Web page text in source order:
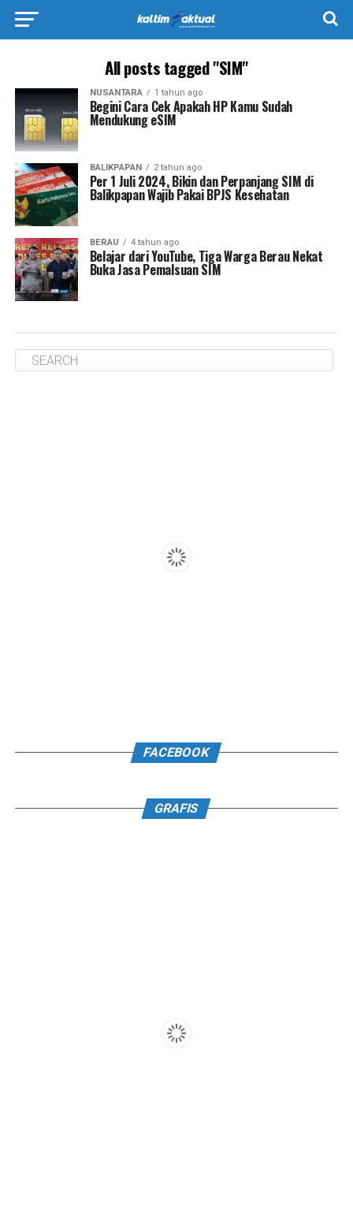
All posts tagged "SIM"
NUSANTARA 1 tahun ago
Begini Cara Cek Apakah HP Kamu Sudah
Mendukung eSIM
BALIKPAPAN 2 tahun ago
Per 1 Juli 2024, Bikin dan Perpanjang SIM di
Balikpapan Wajib Pakai BPJS Kesehatan
BERAU 4 tahun ago
Belajar dari YouTube, Tiga Warga Berau Nekat
Buka Jasa Pemalsuan SIM
FACEBOOK
GRAFIS